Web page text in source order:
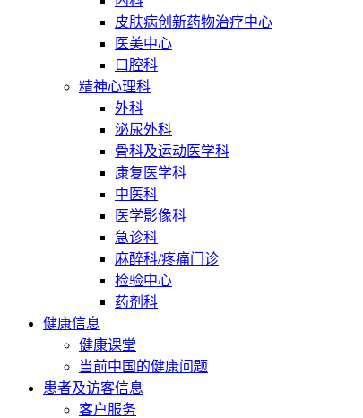
皮肤病创新药物治疗中心
医美中心
口腔科
精神心理科
外科
泌尿外科
骨科及运动医学科
康复医学科
中医科
医学影像科
急诊科
麻醉科/疼痛门诊
检验中心
药剂科
健康信息
健康课堂
当前中国的健康问题
患者及访客信息
客户服务